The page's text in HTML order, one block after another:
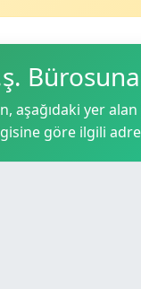
aşağıdaki yer
göre ilgili